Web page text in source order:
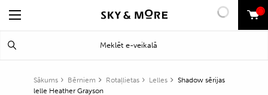
0
Sākums Bērniem Rotaļlietas Lelles
Shadow sērijas
lelle Heather Grayson